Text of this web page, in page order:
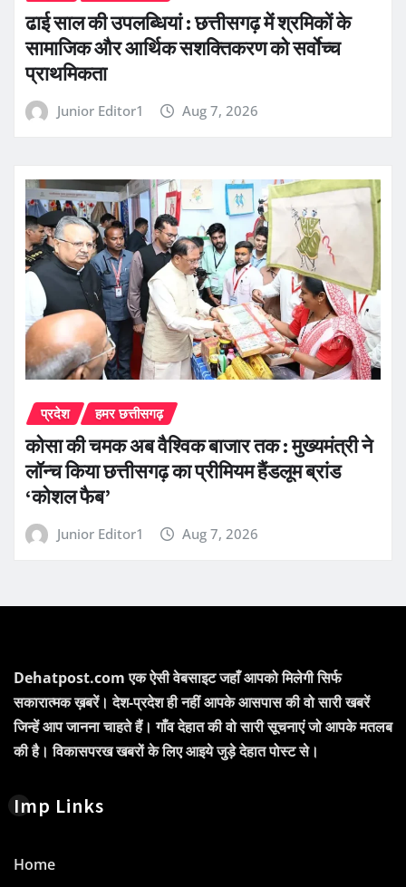
ढाई साल की उपलब्धियां : छत्तीसगढ़ में श्रमिकों के
सामाजिक और आर्थिक सशक्तिकरण को सर्वाेच्च
प्राथमिकता
Junior Editor1 Aug 7, 2026
प्रदेश हमर छत्तीसगढ़
कोसा की चमक अब वैश्विक बाजार तक : मुख्यमंत्री ने
लॉन्च किया छत्तीसगढ़ का प्रीमियम हैंडलूम ब्रांड
‘कोशल फैब’
Junior Editor1 Aug 7, 2026
Dehatpost.com एक ऐसी वेबसाइट जहाँ आपको मिलेगी सिर्फ
सकारात्मक ख़बरें। देश-प्रदेश ही नहीं आपके आसपास की वो सारी खबरें
जिन्हें आप जानना चाहते हैं। गाँव देहात की वो सारी सूचनाएं जो आपके मतलब
की है। विकासपरख खबरों के लिए आइये जुड़े देहात पोस्ट से।
Imp Links
Home